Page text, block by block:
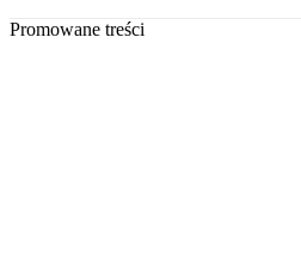
Promowane treści